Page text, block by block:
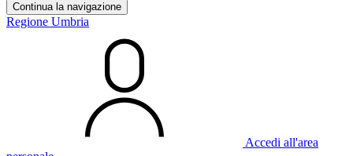
Continua la navigazione
Regione Umbria
Accedi all'area